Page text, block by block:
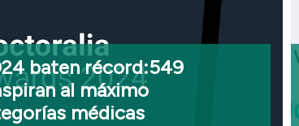
baten récord:549
al máximo
médicas